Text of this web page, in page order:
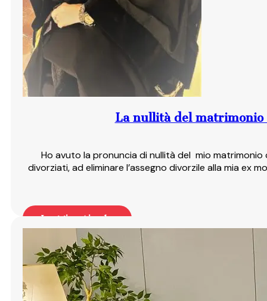
La nullità del matrimonio
Ho avuto la pronuncia di nullità del mio
divorziati, ad eliminare l’assegno divorzile alla mia ex
Leggi articolo